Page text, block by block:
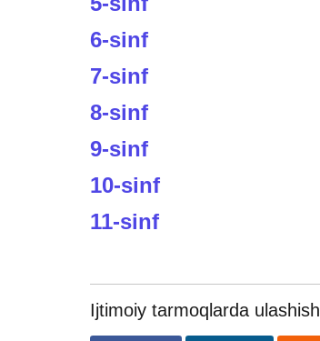
6-sinf
7-sinf
8-sinf
9-sinf
10-sinf
11-sinf
Ijtimoiy tarmoqlarda